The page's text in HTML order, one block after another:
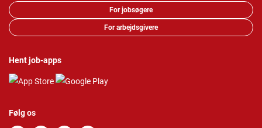
For jobsøgere
For arbejdsgivere
Hent job-apps
Følg os